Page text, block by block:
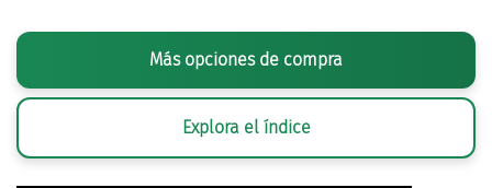
Más opciones de compra
Explora el índice